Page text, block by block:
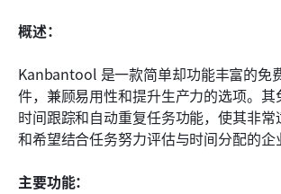
概述：
Kanbantool 是一款简单却功能丰富的免
件，兼顾易用性和提升生产力的选项。
时间跟踪和自动重复任务功能，使其非常
和希望结合任务努力评估与时间分配的企
主要功能：